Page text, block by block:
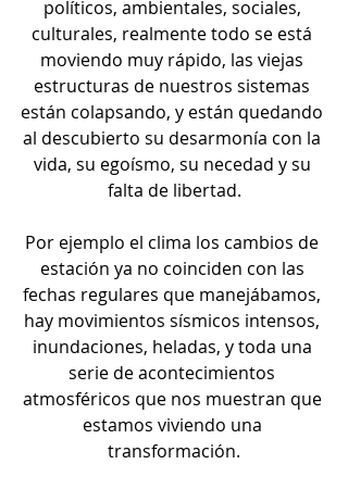
políticos, ambientales, sociales,
culturales, realmente todo se está
moviendo muy rápido, las viejas
estructuras de nuestros sistemas
están colapsando, y están quedando
al descubierto su desarmonía con la
vida, su egoísmo, su necedad y su
falta de libertad.
Por ejemplo el clima los cambios de
estación ya no coinciden con las
fechas regulares que manejábamos,
hay movimientos sísmicos intensos,
inundaciones, heladas, y toda una
serie de acontecimientos
atmosféricos que nos muestran que
estamos viviendo una
transformación.